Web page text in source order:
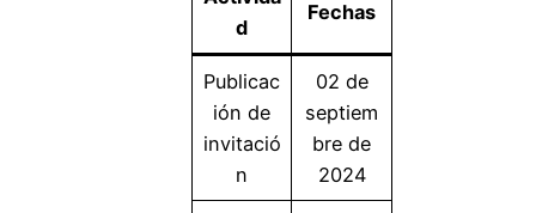
d
Fechas
Publicac
ión de
invitació
n
02 de
septiem
bre de
2024